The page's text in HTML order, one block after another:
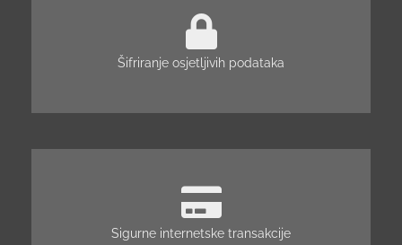
Šifriranje osjetljivih podataka
Sigurne internetske transakcije